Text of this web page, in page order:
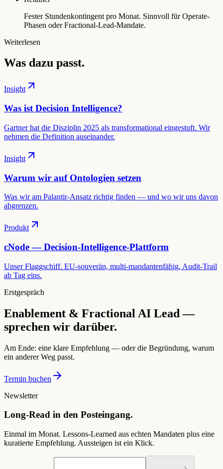
Fester Stundenkontingent pro Monat. Sinnvoll für Operate-
Phasen oder Fractional-Lead-Mandate.
Weiterlesen
Was dazu passt.
Insight
Was ist Decision Intelligence?
Gartner hat die Disziplin 2025 als transformational eingestuft. Wir
nehmen die Definition auseinander.
Insight
Warum wir auf Ontologien setzen
Was wir am Palantir-Ansatz richtig finden — und wo wir uns davon
abgrenzen.
Produkt
cNode — Decision-Intelligence-Plattform
Unser Flaggschiff. EU-souverän, multi-mandantenfähig, Audit-Trail
ab Tag eins.
Erstgespräch
Enablement & Fractional AI Lead —
sprechen wir darüber.
Am Ende: eine klare Empfehlung — oder die Begründung, warum
ein anderer Weg passt.
Termin buchen
Newsletter
Long-Read in den Posteingang.
Einmal im Monat. Lessons-Learned aus echten Mandaten plus eine
kuratierte Empfehlung. Aussteigen ist ein Klick.